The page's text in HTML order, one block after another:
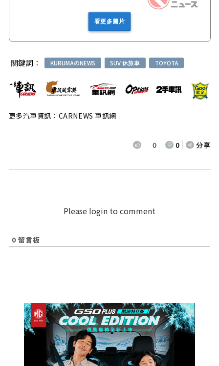
看更多圖片
關鍵詞： KURUMAのNEWS SUV 休旅車 TOYOTA
更多汽車資訊：CARNEWS 車訊網
0 0 分享
Please login to comment
0 留言板